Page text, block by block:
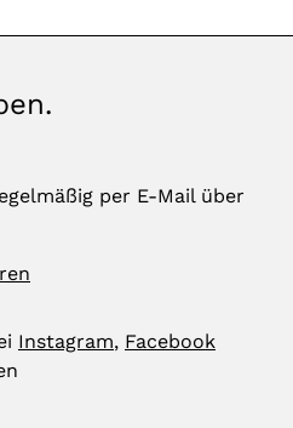
per E-Mail über
Instagram, Facebook